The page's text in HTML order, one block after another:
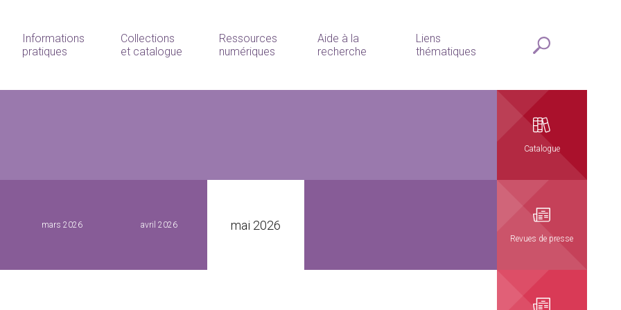
Informations
pratiques
Collections
et catalogue
Ressources
numériques
Aide à la
recherche
Liens
thématiques
mars 2026 avril 2026 mai 2026
Catalogue
Revues de presse